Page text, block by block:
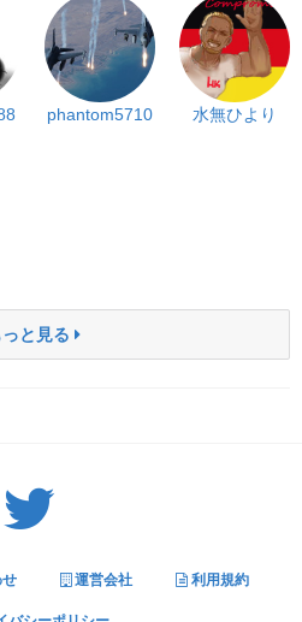
phantom5710 水無ひより
っと見る
せ 運営会社 利用規約